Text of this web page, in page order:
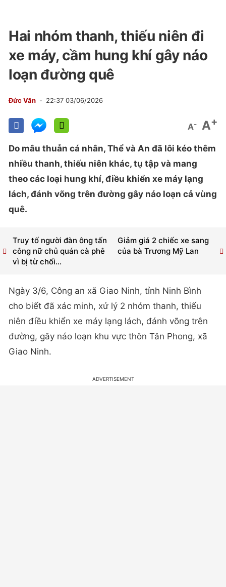
Hai nhóm thanh, thiếu niên đi
xe máy, cầm hung khí gây náo
loạn đường quê
Đức Văn 22:37 03/06/2026
A- A+
Do mâu thuẫn cá nhân, Thể và An đã lôi kéo thêm
nhiều thanh, thiếu niên khác, tụ tập và mang
theo các loại hung khí, điều khiển xe máy lạng
lách, đánh võng trên đường gây náo loạn cả vùng
quê.
Giảm giá 2 chiếc xe sang
của bà Trương Mỹ Lan
Truy tố người đàn ông tấn
công nữ chủ quán cà phê
vì bị từ chối...
Ngày 3/6, Công an xã Giao Ninh, tỉnh Ninh Bình
cho biết đã xác minh, xử lý 2 nhóm thanh, thiếu
niên điều khiển xe máy lạng lách, đánh võng trên
đường, gây náo loạn khu vực thôn Tân Phong, xã
Giao Ninh.